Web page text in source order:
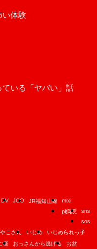
い体験
いる「ヤバい」話
DV JCO JR福知山線
mixi
pl病院
sns
sos
こさん いじめ
いじめられっ子
様 おっさんから逃げる
お盆